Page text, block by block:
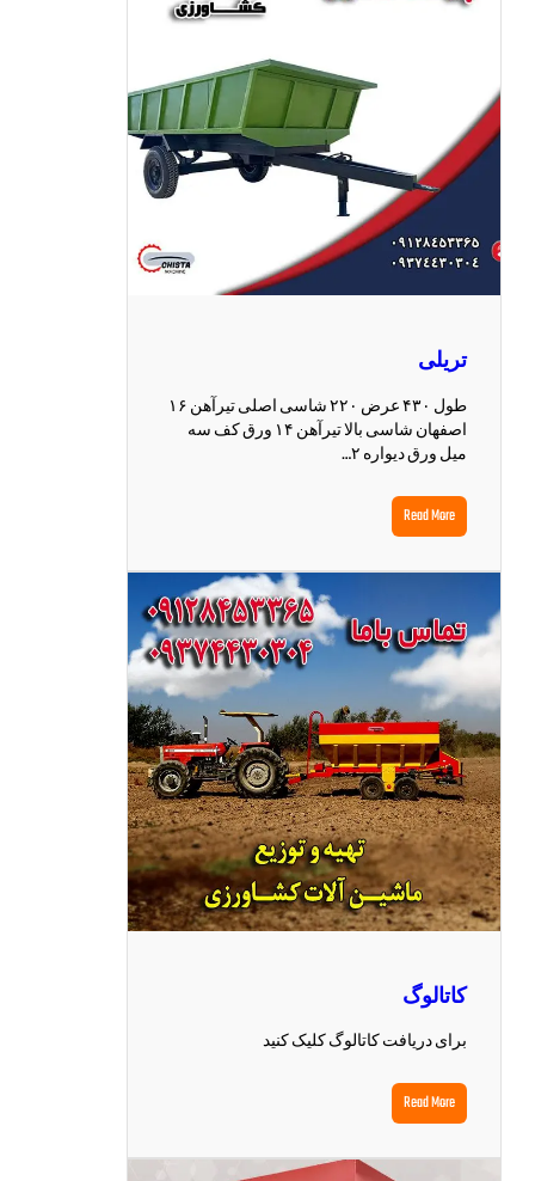
تریلی
طول ۴۳۰ عرض ۲۲۰ شاسی اصلی تیرآهن ۱۶
اصفهان شاسی بالا تیرآهن ۱۴ ورق کف سه
میل ورق دیواره ۲…
Read More
کاتالوگ
برای دریافت کاتالوگ کلیک کنید
Read More